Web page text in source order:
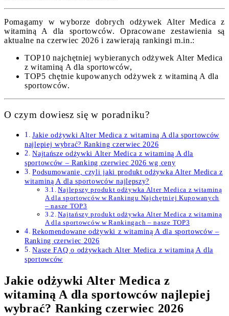
Pomagamy w wyborze dobrych odżywek Alter Medica z
witaminą A dla sportowców. Opracowane zestawienia są
aktualne na czerwiec 2026 i zawierają rankingi m.in.:
TOP10 najchętniej wybieranych odżywek Alter Medica
z witaminą A dla sportowców,
TOP5 chętnie kupowanych odżywek z witaminą A dla
sportowców.
O czym dowiesz się w poradniku?
Jakie odżywki Alter Medica z witaminą A dla sportowców
najlepiej wybrać? Ranking czerwiec 2026
Najtańsze odżywki Alter Medica z witaminą A dla
sportowców – Ranking czerwiec 2026 wg ceny
Podsumowanie, czyli jaki produkt odżywka Alter Medica z
witaminą A dla sportowców najlepszy?
Najlepszy produkt odżywka Alter Medica z witaminą
A dla sportowców w Rankingu Najchętniej Kupowanych
– nasze TOP3
Najtańszy produkt odżywka Alter Medica z witaminą
A dla sportowców w Rankingach – nasze TOP3
Rekomendowane odżywki z witaminą A dla sportowców –
Ranking czerwiec 2026
Nasze FAQ o odżywkach Alter Medica z witaminą A dla
sportowców
Jakie odżywki Alter Medica z
witaminą A dla sportowców najlepiej
wybrać? Ranking czerwiec 2026